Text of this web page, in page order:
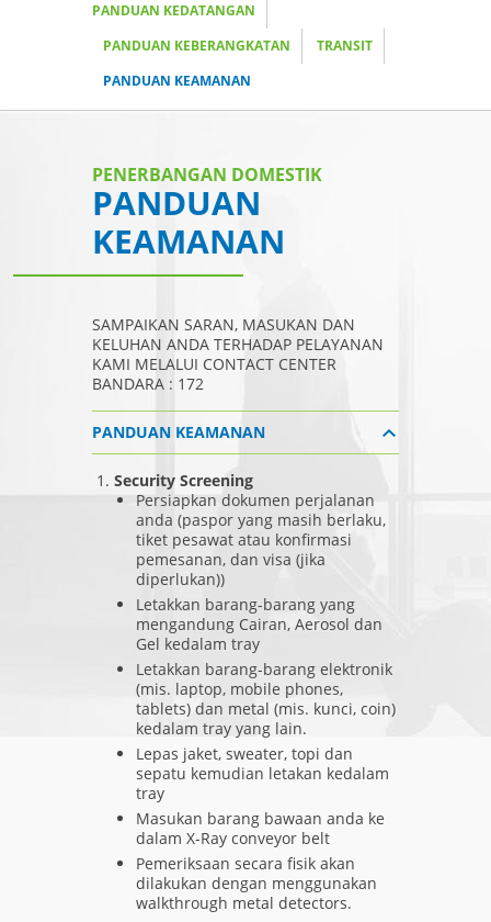
PANDUAN KEDATANGAN
PANDUAN KEBERANGKATAN
TRANSIT
PANDUAN KEAMANAN
PENERBANGAN DOMESTIK
PANDUAN
KEAMANAN
SAMPAIKAN SARAN, MASUKAN DAN
KELUHAN ANDA TERHADAP PELAYANAN
KAMI MELALUI CONTACT CENTER
BANDARA : 172
PANDUAN KEAMANAN
Security Screening
Persiapkan dokumen perjalanan
anda (paspor yang masih berlaku,
tiket pesawat atau konfirmasi
pemesanan, dan visa (jika
diperlukan))
Letakkan barang-barang yang
mengandung Cairan, Aerosol dan
Gel kedalam tray
Letakkan barang-barang elektronik
(mis. laptop, mobile phones,
tablets) dan metal (mis. kunci, coin)
kedalam tray yang lain.
Lepas jaket, sweater, topi dan
sepatu kemudian letakan kedalam
tray
Masukan barang bawaan anda ke
dalam X-Ray conveyor belt
Pemeriksaan secara fisik akan
dilakukan dengan menggunakan
walkthrough metal detectors.